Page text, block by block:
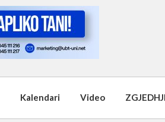
Kalendari Video